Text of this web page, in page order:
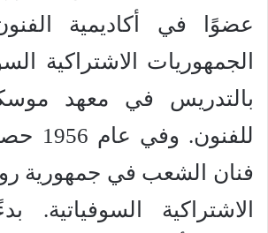
عضوًا في أكاديمية
الجمهوريات الاشتراكية
بالتدريس في معهد
فنان الشعب في جمهورية
الاشتراكية